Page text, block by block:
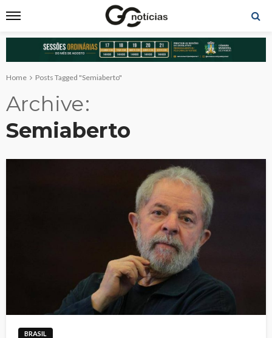
Home Posts Tagged "Semiaberto"
Archive
Semiaberto
BRASIL